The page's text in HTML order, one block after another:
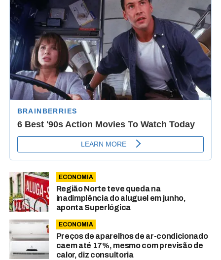
ECONOMIA
Região Norte teve queda na
inadimplência do aluguel em junho,
aponta Superlógica
ECONOMIA
Preços de aparelhos de ar-condicionado
caem até 17%, mesmo com previsão de
calor, diz consultoria